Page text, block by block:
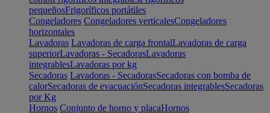
pequeñosFrigoríficos portátiles
Congeladores Congeladores verticalesCongeladores
horizontales
Lavadoras Lavadoras de carga frontalLavadoras de carga
superiorLavadoras - SecadorasLavadoras
integrablesLavadoras por kg
Secadoras Lavadoras - SecadorasSecadoras con bomba de
calorSecadoras de evacuaciónSecadoras integrablesSecadoras
por Kg
Hornos Conjunto de horno y placaHornos